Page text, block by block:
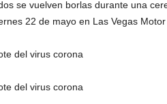
se vuelven borlas durante una
22 de mayo en Las Vegas Motor
del virus corona
del virus corona